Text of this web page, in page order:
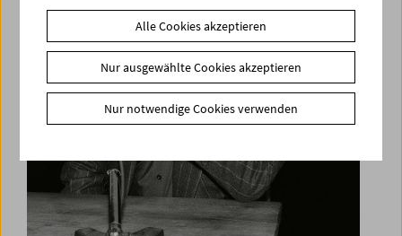
Alle Cookies akzeptieren
Nur ausgewählte Cookies akzeptieren
Nur notwendige Cookies verwenden